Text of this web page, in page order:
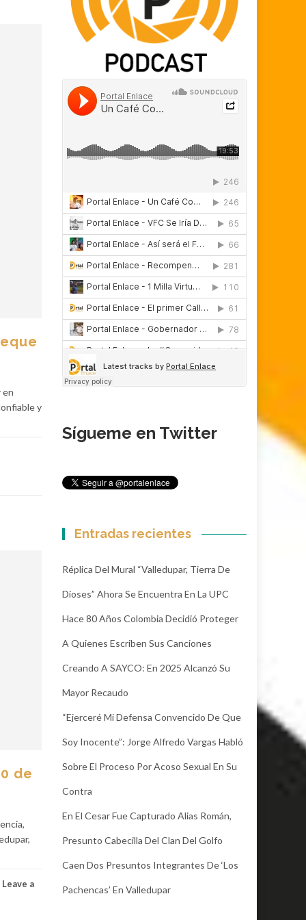
en
y
de
Leave a
Sígueme en Twitter
Entradas recientes
Réplica Del Mural “Valledupar, Tierra De
Dioses” Ahora Se Encuentra En La UPC
Hace 80 Años Colombia Decidió Proteger
A Quienes Escriben Sus Canciones
Creando A SAYCO: En 2025 Alcanzó Su
Mayor Recaudo
“Ejerceré Mi Defensa Convencido De Que
Soy Inocente”: Jorge Alfredo Vargas Habló
Sobre El Proceso Por Acoso Sexual En Su
Contra
En El Cesar Fue Capturado Alias Román,
Presunto Cabecilla Del Clan Del Golfo
Caen Dos Presuntos Integrantes De ‘Los
Pachencas’ En Valledupar